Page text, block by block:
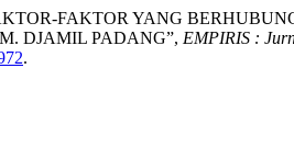
FAKTOR YANG
DJAMIL PADANG”, EMPIRIS :
.